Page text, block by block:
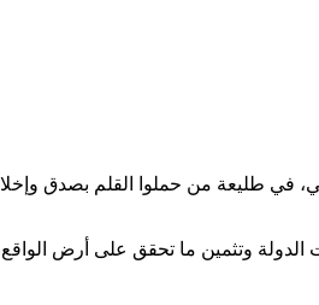
في طليعة من حملوا القلم بصدق
الدولة وتثمين ما تحقق على أرض